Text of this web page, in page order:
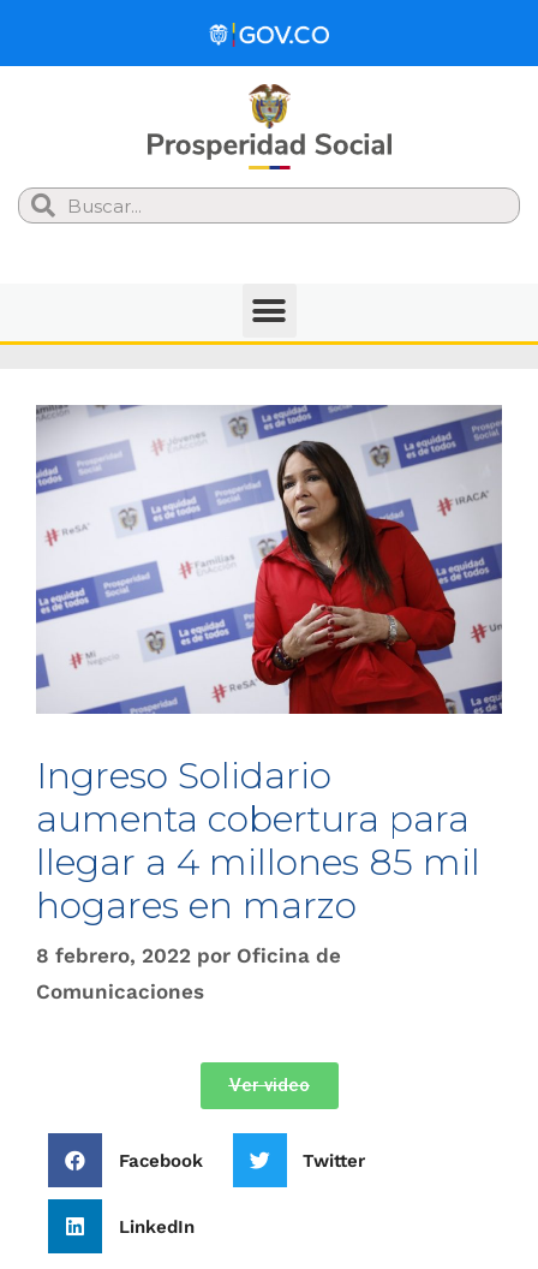
Search
Ingreso Solidario
aumenta cobertura para
llegar a 4 millones 85 mil
hogares en marzo
8 febrero, 2022 por Oficina de
Comunicaciones
Ver video
Facebook Twitter
LinkedIn